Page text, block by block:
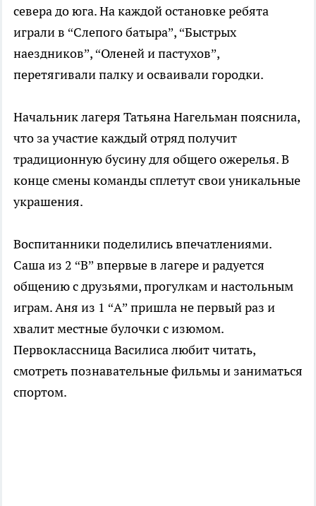
севера до юга. На каждой остановке ребята
играли в “Слепого батыра”, “Быстрых
наездников”, “Оленей и пастухов”,
перетягивали палку и осваивали городки.
Начальник лагеря Татьяна Нагельман пояснила,
что за участие каждый отряд получит
традиционную бусину для общего ожерелья. В
конце смены команды сплетут свои уникальные
украшения.
Воспитанники поделились впечатлениями.
Саша из 2 “В” впервые в лагере и радуется
общению с друзьями, прогулкам и настольным
играм. Аня из 1 “А” пришла не первый раз и
хвалит местные булочки с изюмом.
Первоклассница Василиса любит читать,
смотреть познавательные фильмы и заниматься
спортом.